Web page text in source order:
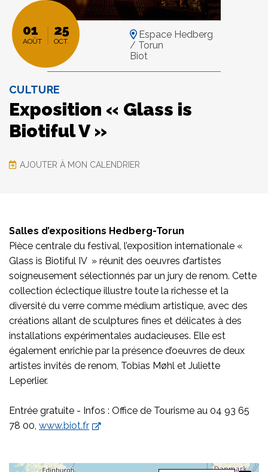
01
AOÛT
25
OCT.
Espace Hedberg
/ Torun
Biot
CULTURE
Exposition « Glass is
Biotiful V »
AJOUTER À MON CALENDRIER
Salles d’expositions Hedberg-Torun
Pièce centrale du festival, l’exposition internationale «
Glass is Biotiful IV » réunit des oeuvres d’artistes
soigneusement sélectionnés par un jury de renom. Cette
collection éclectique illustre toute la richesse et la
diversité du verre comme médium artistique, avec des
créations allant de sculptures fines et délicates à des
installations expérimentales audacieuses. Elle est
également enrichie par la présence d’oeuvres de deux
artistes invités de renom, Tobias Møhl et Juliette
Leperlier.
Entrée gratuite - Infos : Office de Tourisme au 04 93 65
78 00, www.biot.fr